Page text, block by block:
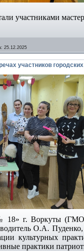
участниками
25.12.2025
участников
г. Воркуты (ГМО
О.А.
культурных
практики